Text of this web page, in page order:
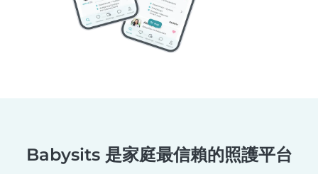
Babysits 是家庭最信賴的照護平台